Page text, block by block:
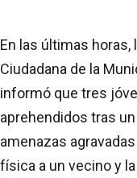
En las últimas horas,
Ciudadana de la
informó que tres
aprehendidos tras
amenazas
física a un vecino y